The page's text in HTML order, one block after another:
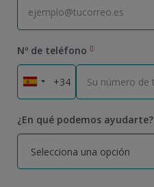
Nº de teléfono
¿En qué podemos ayudarte?